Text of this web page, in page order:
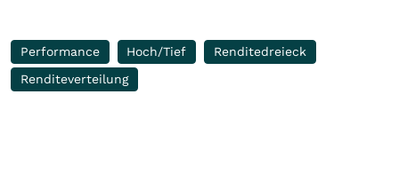
Performance Hoch/Tief
Renditedreieck
Renditeverteilung